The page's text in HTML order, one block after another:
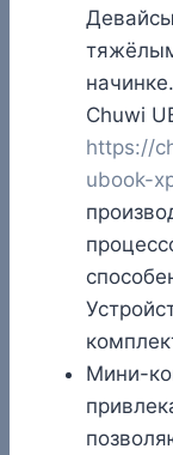
Chuwi
https://
ubook-
Мини-